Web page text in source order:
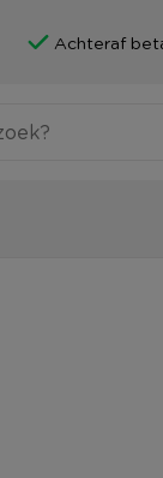
Achteraf